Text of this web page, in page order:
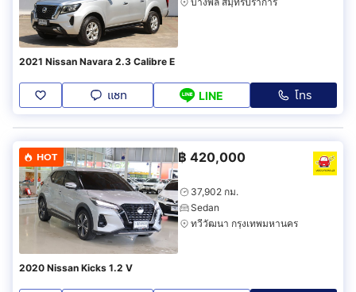
2021 Nissan Navara 2.3 Calibre E
แชท LINE โทร
HOT ฿ 420,000
37,902 กม.
Sedan
ทวีวัฒนา กรุงเทพมหานคร
2020 Nissan Kicks 1.2 V